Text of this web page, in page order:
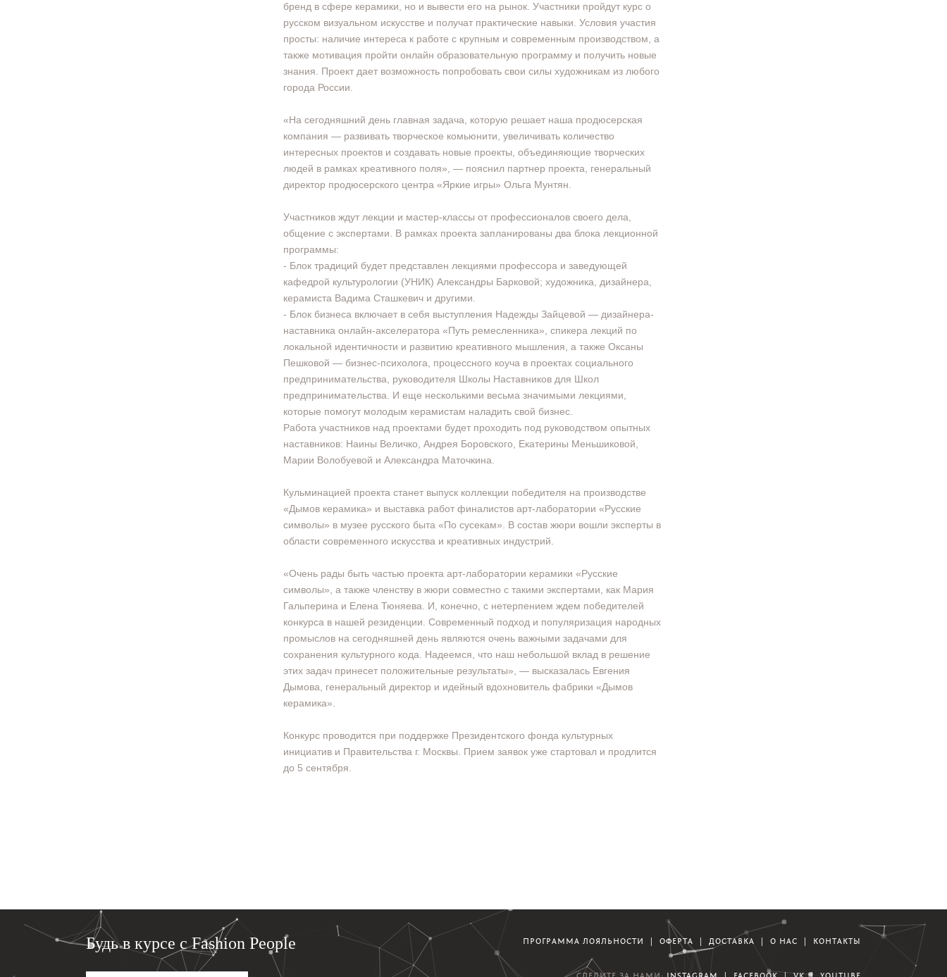
бренд в сфере керамики, но и вывести его на рынок. Участники пройдут курс о
русском визуальном искусстве и получат практические навыки. Условия участия
просты: наличие интереса к работе с крупным и современным производством, а
также мотивация пройти онлайн образовательную программу и получить новые
знания. Проект дает возможность попробовать свои силы художникам из любого
города России.
«На сегодняшний день главная задача, которую решает наша продюсерская
компания — развивать творческое комьюнити, увеличивать количество
интересных проектов и создавать новые проекты, объединяющие творческих
людей в рамках креативного поля», — пояснил партнер проекта, генеральный
директор продюсерского центра «Яркие игры» Ольга Мунтян.
Участников ждут лекции и мастер-классы от профессионалов своего дела,
общение с экспертами. В рамках проекта запланированы два блока лекционной
программы:
- Блок традиций будет представлен лекциями профессора и заведующей
кафедрой культурологии (УНИК) Александры Барковой; художника, дизайнера,
керамиста Вадима Сташкевич и другими.
- Блок бизнеса включает в себя выступления Надежды Зайцевой — дизайнера-
наставника онлайн-акселератора «Путь ремесленника», спикера лекций по
локальной идентичности и развитию креативного мышления, а также Оксаны
Пешковой — бизнес-психолога, процессного коуча в проектах социального
предпринимательства, руководителя Школы Наставников для Школ
предпринимательства. И еще несколькими весьма значимыми лекциями,
которые помогут молодым керамистам наладить свой бизнес.
Работа участников над проектами будет проходить под руководством опытных
наставников: Наины Величко, Андрея Боровского, Екатерины Меньшиковой,
Марии Волобуевой и Александра Маточкина.
Кульминацией проекта станет выпуск коллекции победителя на производстве
«Дымов керамика» и выставка работ финалистов арт-лаборатории «Русские
символы» в музее русского быта «По сусекам». В состав жюри вошли эксперты в
области современного искусства и креативных индустрий.
«Очень рады быть частью проекта арт-лаборатории керамики «Русские
символы», а также членству в жюри совместно с такими экспертами, как Мария
Гальперина и Елена Тюняева. И, конечно, с нетерпением ждем победителей
конкурса в нашей резиденции. Современный подход и популяризация народных
промыслов на сегодняшней день являются очень важными задачами для
сохранения культурного кода. Надеемся, что наш небольшой вклад в решение
этих задач принесет положительные результаты», — высказалась Евгения
Дымова, генеральный директор и идейный вдохновитель фабрики «Дымов
керамика».
Конкурс проводится при поддержке Президентского фонда культурных
инициатив и Правительства г. Москвы. Прием заявок уже стартовал и продлится
до 5 сентября.
Будь в курсе с Fashion People ПРОГРАММА ЛОЯЛЬНОСТИ ОФЕРТА ДОСТАВКА О НАС КОНТАКТЫ